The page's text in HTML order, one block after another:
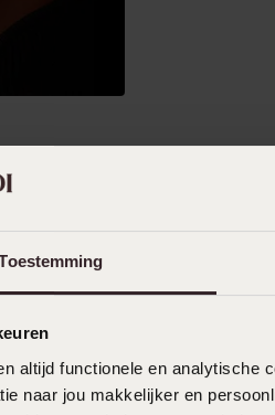
altijd functionele en analytische
naar jou makkelijker en